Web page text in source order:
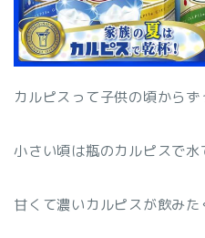
カルピスって子供の頃から
小さい頃は瓶のカルピスで
甘くて濃いカルピスが飲みた